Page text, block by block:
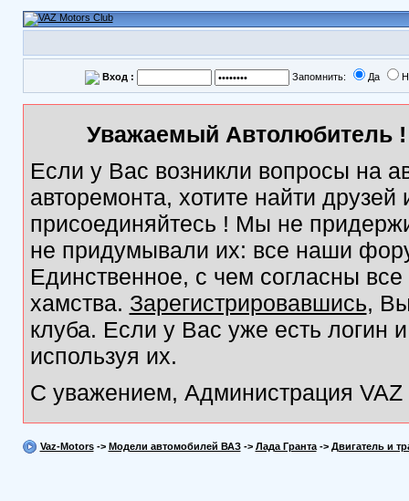
Вход : Запомнить: Да
Уважаемый Автолюбитель
Если у Вас возникли вопросы на
авторемонта, хотите найти
присоединяйтесь ! Мы не
не придумывали их: все наши
Единственное, с чем согласны
хамства. Зарегистрировавшись,
клуба. Если у Вас уже есть логин
используя их.
С уважением, Администрация VAZ
Vaz-Motors-> Модели автомобилей ВАЗ-> Лада Гранта-> Двигатель и